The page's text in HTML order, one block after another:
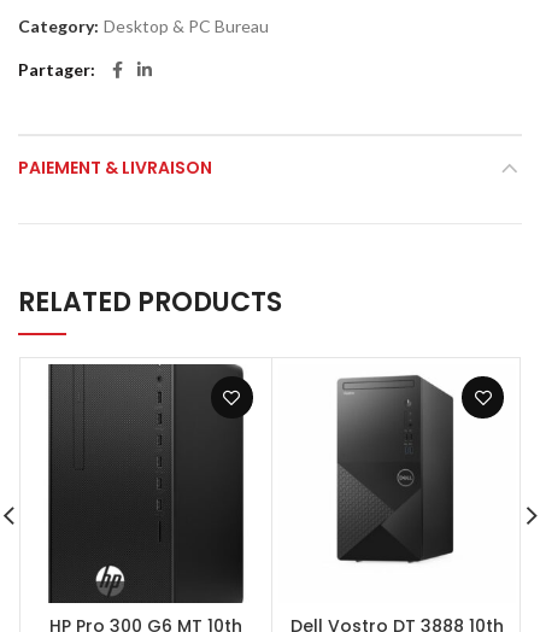
Category: Desktop & PC Bureau
Partager
PAIEMENT & LIVRAISON
RELATED PRODUCTS
HP Pro 300 G6 MT 10th
Dell Vostro DT 3888 10th